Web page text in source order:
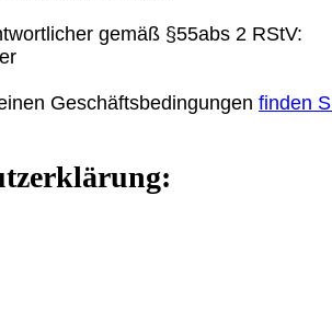
gemäß §55abs 2 RStV:
Geschäftsbedingungen finden